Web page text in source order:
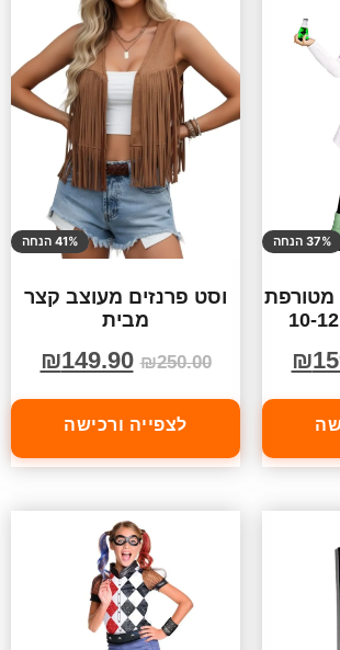
37% הנחה
₪
41% הנחה
וסט פרנזים מעוצב קצר
מבית
₪250.00
₪149.90
לצפייה ורכישה